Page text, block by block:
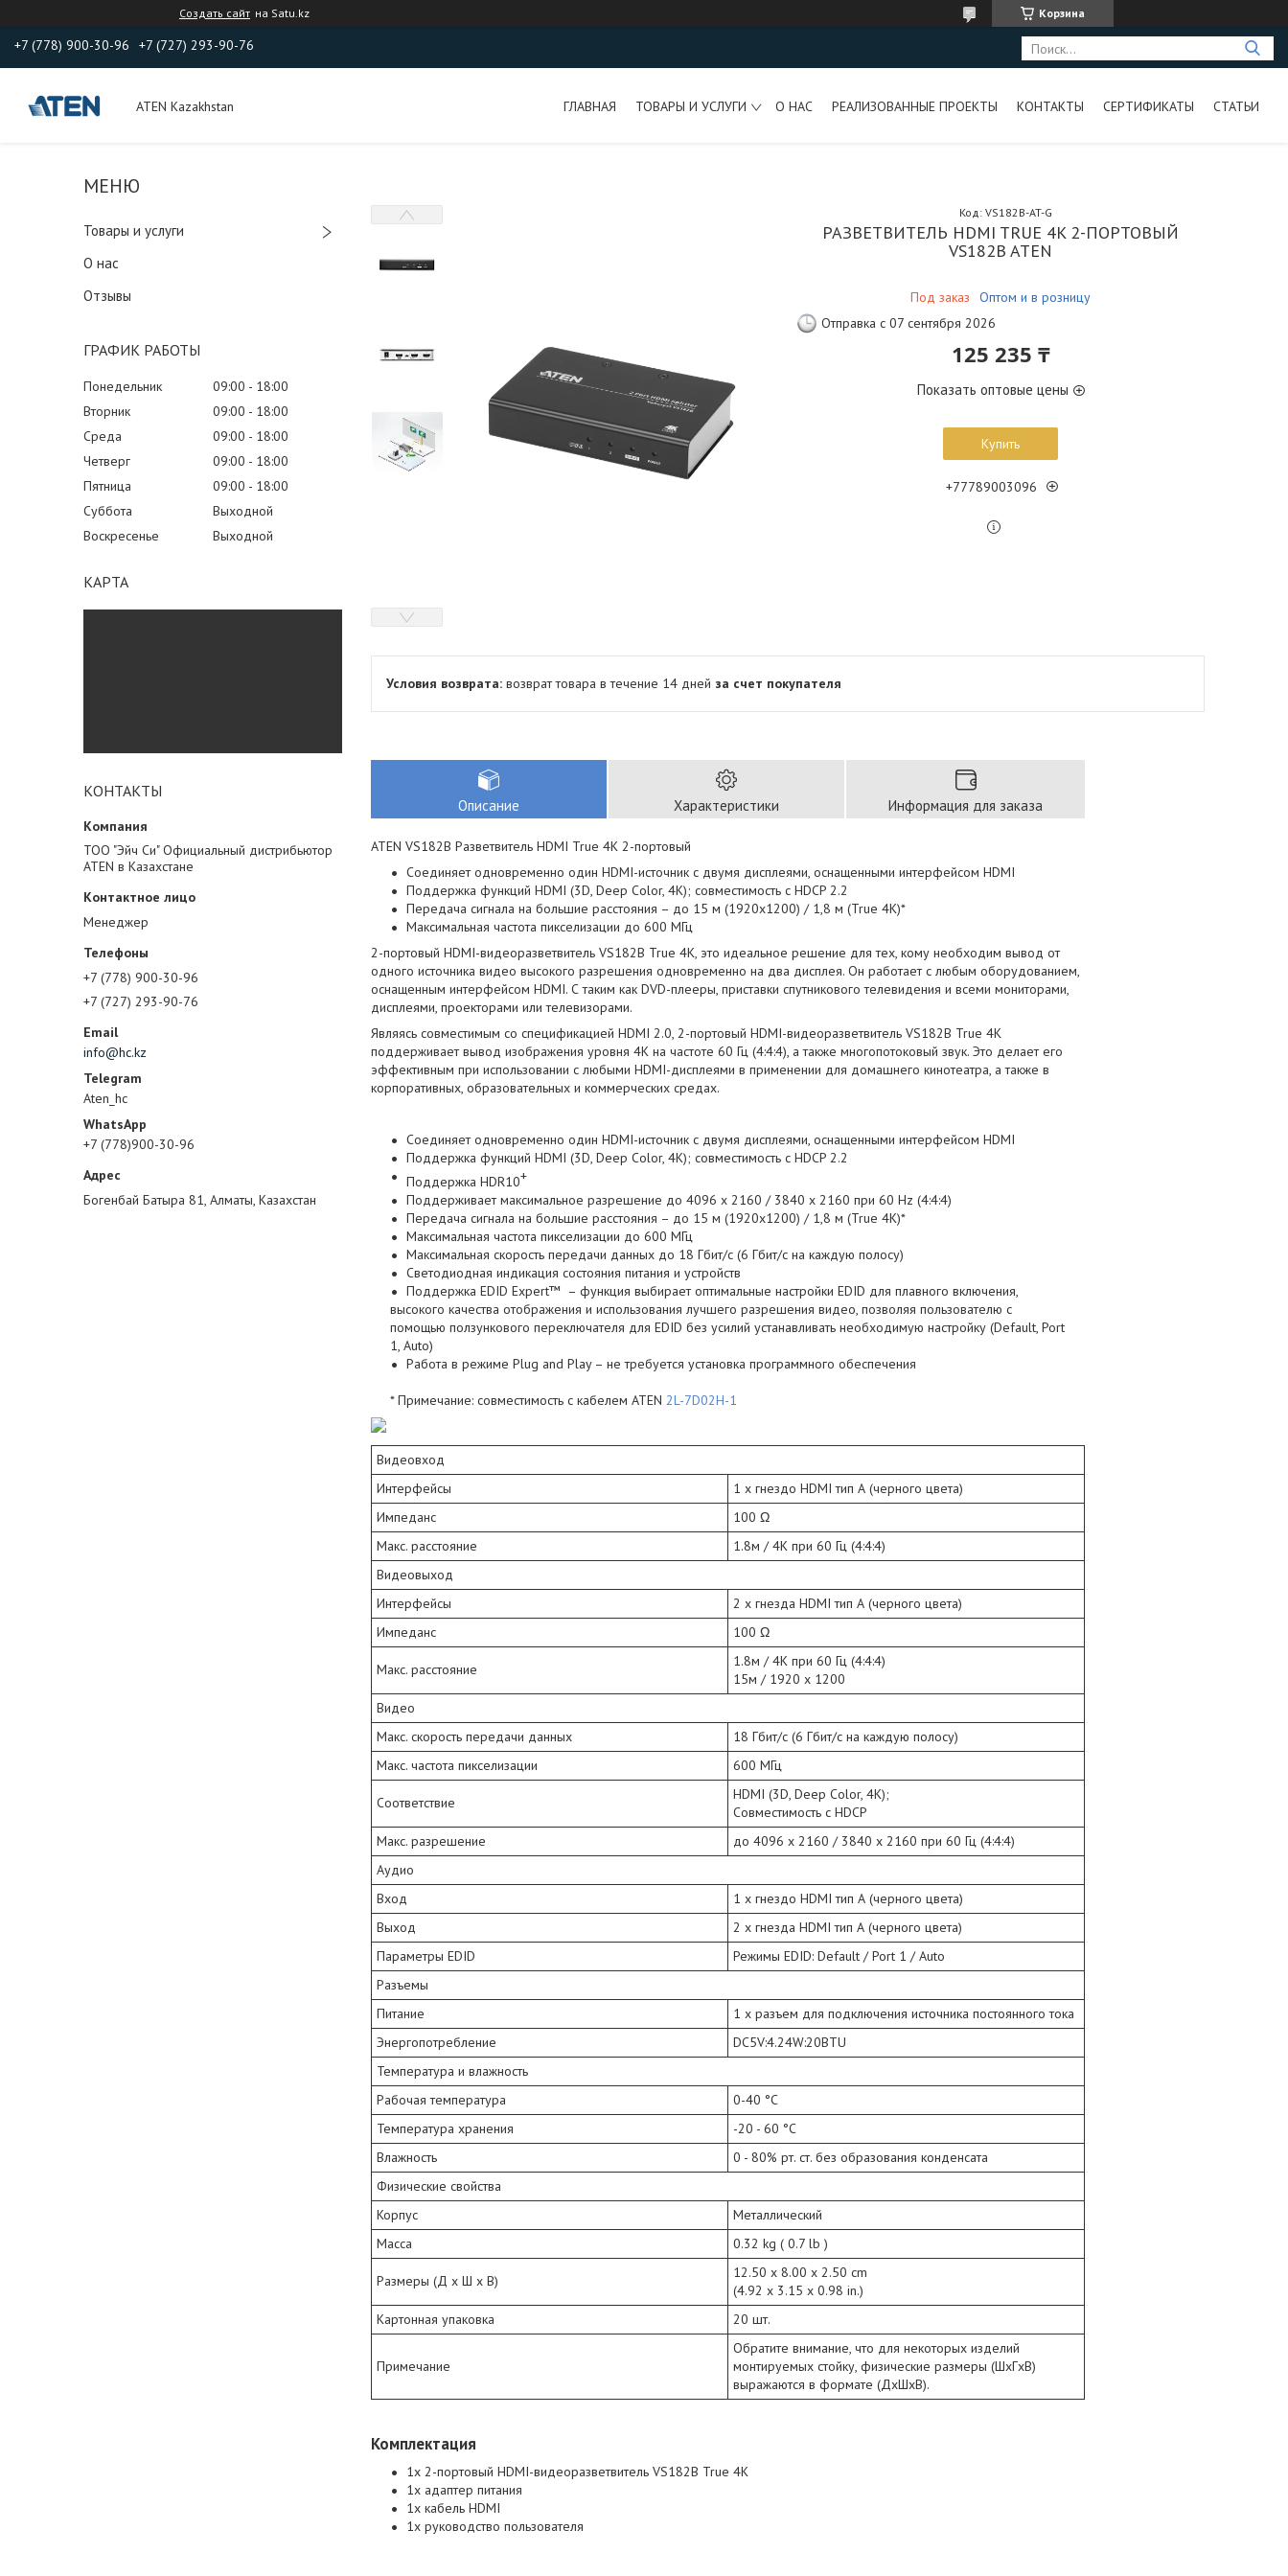
Создать сайт на Satu.kz Корзина
+7 (778) 900-30-96 +7 (727) 293-90-76
ATEN Kazakhstan ГЛАВНАЯ ТОВАРЫ И УСЛУГИ О НАС РЕАЛИЗОВАННЫЕ ПРОЕКТЫ КОНТАКТЫ СЕРТИФИКАТЫ СТАТЬИ
Товары и услуги
О нас
Отзывы
ГРАФИК РАБОТЫ
Понедельник 09:00
18:00
Вторник
09:00
18:00
Среда
09:00
18:00
Четверг
09:00
18:00
Пятница
09:00
18:00
Суббота
Выходной
Воскресенье
Выходной
КАРТА
КОНТАКТЫ
ТОО "Эйч Си" Официальный дистрибьютор
ATEN в Казахстане
Менеджер
+7 (778) 900-30-96
+7 (727) 293-90-76
info@hc.kz
Aten_hc
+7 (778)900-30-96
Богенбай Батыра 81, Алматы, Казахстан
РАЗВЕТВИТЕЛЬ HDMI TRUE 4K 2-ПОРТОВЫЙ
VS182B ATEN
Под заказ Оптом и в розницу
Код: VS182B-AT-G
Отправка с 07 сентября 2026
125 235 ₸
Показать оптовые цены
Купить
+77789003096
возврат товара в течение 14 дней за счет покупателя
Описание Характеристики Информация для заказа
ATEN VS182B Разветвитель HDMI True 4K 2-портовый
Соединяет одновременно один HDMI-источник с двумя дисплеями, оснащенными интерфейсом HDMI
Поддержка функций HDMI (3D, Deep Color, 4K); совместимость с HDCP 2.2
Передача сигнала на большие расстояния – до 15 м (1920x1200) / 1,8 м (True 4K)*
Максимальная частота пикселизации до 600 МГц
2-портовый HDMI-видеоразветвитель VS182B True 4K, это идеальное решение для тех, кому необходим вывод от
одного источника видео высокого разрешения одновременно на два дисплея. Он работает с любым оборудованием,
оснащенным интерфейсом HDMI. С таким как DVD-плееры, приставки спутникового телевидения и всеми мониторами,
дисплеями, проекторами или телевизорами.
Являясь совместимым со спецификацией HDMI 2.0, 2-портовый HDMI-видеоразветвитель VS182B True 4K
поддерживает вывод изображения уровня 4K на частоте 60 Гц (4:4:4), а также многопотоковый звук. Это делает его
эффективным при использовании с любыми HDMI-дисплеями в применении для домашнего кинотеатра, а также в
корпоративных, образовательных и коммерческих средах.
Соединяет одновременно один HDMI-источник с двумя дисплеями, оснащенными интерфейсом HDMI
Поддержка функций HDMI (3D, Deep Color, 4K); совместимость с HDCP 2.2
Поддержка HDR10+
Поддерживает максимальное разрешение до 4096 x 2160 / 3840 x 2160 при 60 Hz (4:4:4)
Передача сигнала на большие расстояния – до 15 м (1920x1200) / 1,8 м (True 4K)*
Максимальная частота пикселизации до 600 МГц
Максимальная скорость передачи данных до 18 Гбит/с (6 Гбит/с на каждую полосу)
Светодиодная индикация состояния питания и устройств
Поддержка EDID Expert™ – функция выбирает оптимальные настройки EDID для плавного включения,
высокого качества отображения и использования лучшего разрешения видео, позволяя пользователю с
помощью ползункового переключателя для EDID без усилий устанавливать необходимую настройку (Default, Port
1, Auto)
Работа в режиме Plug and Play – не требуется установка программного обеспечения
* Примечание: совместимость с кабелем ATEN 2L-7D02H-1
Видеовход
Интерфейсы
1 x гнездо HDMI тип А (черного цвета)
Импеданс
100 Ω
Макс. расстояние
1.8м / 4K при 60 Гц (4:4:4)
Видеовыход
Интерфейсы
2 x гнезда HDMI тип А (черного цвета)
Импеданс
100 Ω
Макс. расстояние
1.8м / 4K при 60 Гц (4:4:4)
15м / 1920 x 1200
Видео
Макс. скорость передачи данных
18 Гбит/с (6 Гбит/с на каждую полосу)
Макс. частота пикселизации
600 МГц
Соответствие
HDMI (3D, Deep Color, 4K);
Совместимость с HDCP
Макс. разрешение
до 4096 x 2160 / 3840 x 2160 при 60 Гц (4:4:4)
Аудио
Вход
1 x гнездо HDMI тип А (черного цвета)
Выход
2 x гнезда HDMI тип А (черного цвета)
Параметры EDID
Режимы EDID: Default / Port 1 / Auto
Разъемы
Питание
1 x разъем для подключения источника постоянного тока
Энергопотребление
DC5V:4.24W:20BTU
Температура и влажность
Рабочая температура
0-40 °C
Температура хранения
-20 - 60 °C
Влажность
0 - 80% рт. ст. без образования конденсата
Физические свойства
Корпус
Металлический
Масса
0.32 kg ( 0.7 lb )
Размеры (Д х Ш х В)
12.50 x 8.00 x 2.50 cm
(4.92 x 3.15 x 0.98 in.)
Картонная упаковка
20 шт.
Примечание
Обратите внимание, что для некоторых изделий
монтируемых стойку, физические размеры (ШxГxВ)
выражаются в формате (ДxШxВ).
Комплектация
1x 2-портовый HDMI-видеоразветвитель VS182B True 4K
1x адаптер питания
1x кабель HDMI
1x руководство пользователя